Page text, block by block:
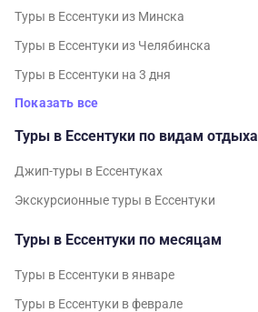
Туры в Ессентуки из Минска
Туры в Ессентуки из Челябинска
Туры в Ессентуки на 3 дня
Показать все
Туры в Ессентуки по видам отдыха
Джип-туры в Ессентуках
Экскурсионные туры в Ессентуки
Туры в Ессентуки по месяцам
Туры в Ессентуки в январе
Туры в Ессентуки в феврале